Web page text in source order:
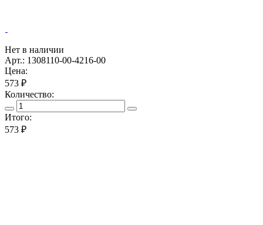
Нет в наличии
Арт.: 1308110-00-4216-00
Цена:
573 ₽
Количество:
Итого:
573 ₽